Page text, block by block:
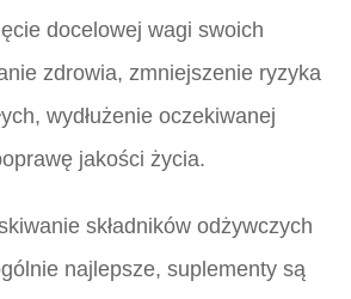
docelowej wagi swoich
zdrowia, zmniejszenie ryzyka
wydłużenie oczekiwanej
jakości życia.
składników odżywczych
najlepsze, suplementy są